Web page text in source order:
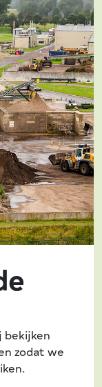
bekijken
zodat we